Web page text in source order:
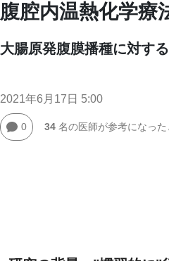
腹腔内温熱化学療
大腸原発腹膜播種に対す
2021年6月17日 5:00
0 34名の医師が参考になった